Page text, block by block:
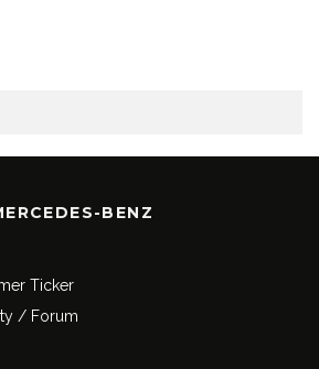
BENZ
Ticker
/ Forum